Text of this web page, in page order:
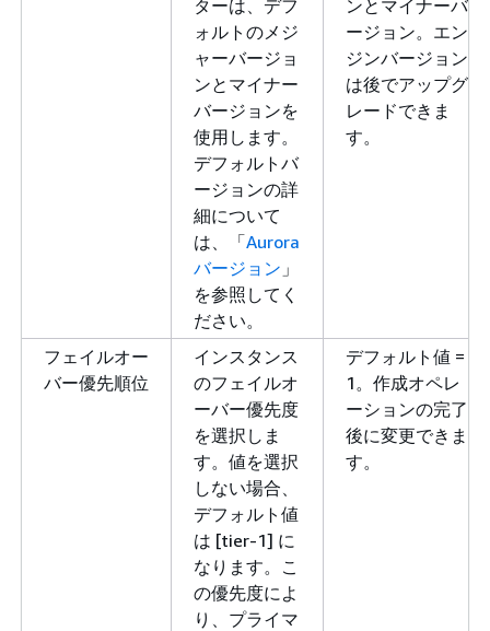
ターは、デフ
ォルトのメジ
ャーバージョ
ンとマイナー
バージョンを
使用します。
デフォルトバ
ージョンの詳
細について
は、「Aurora
バージョン 」
を参照してく
ださい。
ンとマイナーバ
ージョン。エン
ジンバージョン
は後でアップグ
レードできま
す。
フェイルオー
バー優先順位
インスタンス
のフェイルオ
ーバー優先度
を選択しま
す。値を選択
しない場合、
デフォルト値
は [tier-1] に
なります。こ
の優先度によ
り、プライマ
デフォルト値 =
1。作成オペレ
ーションの完了
後に変更できま
す。